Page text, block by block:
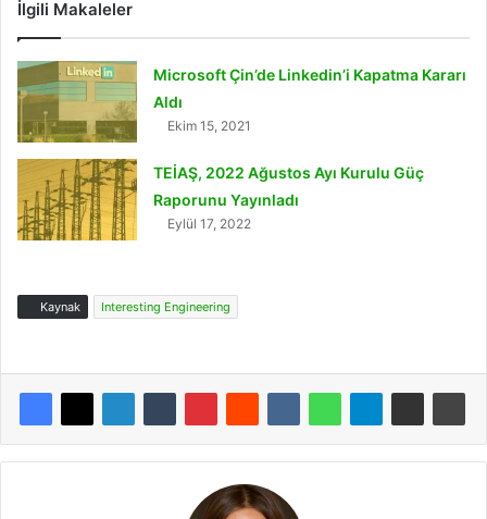
İlgili Makaleler
Microsoft Çin’de Linkedin’i Kapatma Kararı
Aldı
Ekim 15, 2021
TEİAŞ, 2022 Ağustos Ayı Kurulu Güç
Raporunu Yayınladı
Eylül 17, 2022
Kaynak Interesting Engineering